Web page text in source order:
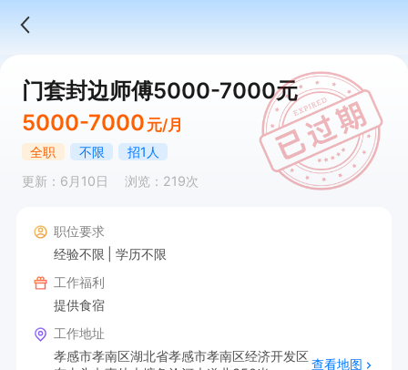
门套封边师傅5000-7000元
5000-7000 元/月
全职 不限
招1人
更新：6月10日
浏览：219次
职位要求
经验不限
学历不限
工作福利
提供食宿
工作地址
孝感市孝南区湖北省孝感市孝南区经济开发区
查看地图